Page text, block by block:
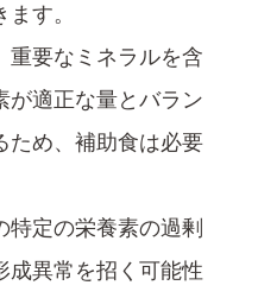
す。
重要なミネラルを含
が適正な量とバラン
ため、補助食は必要
特定の栄養素の過剰
成異常を招く可能性